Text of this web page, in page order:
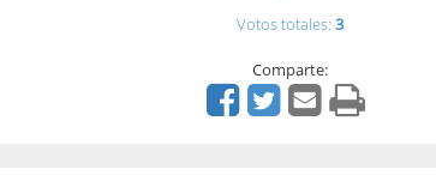
Votos totales: 3
Comparte: